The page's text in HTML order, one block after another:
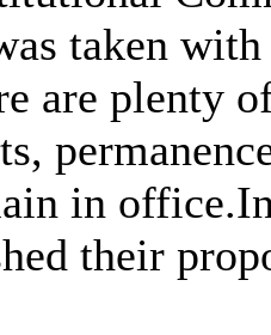
taken
are plenty
in
their